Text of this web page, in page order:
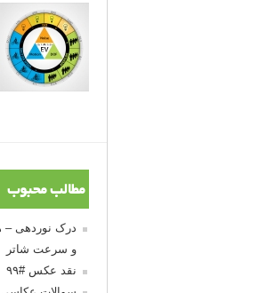
مطالب محبوب
و سرعت شاتر
نقد عکس #۹۹